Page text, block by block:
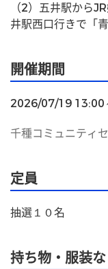
（2）五井駅から
井駅西口行きで「
開催期間
2026/07/19
千種コミュニティ
定員
抽選１０名
持ち物・服装